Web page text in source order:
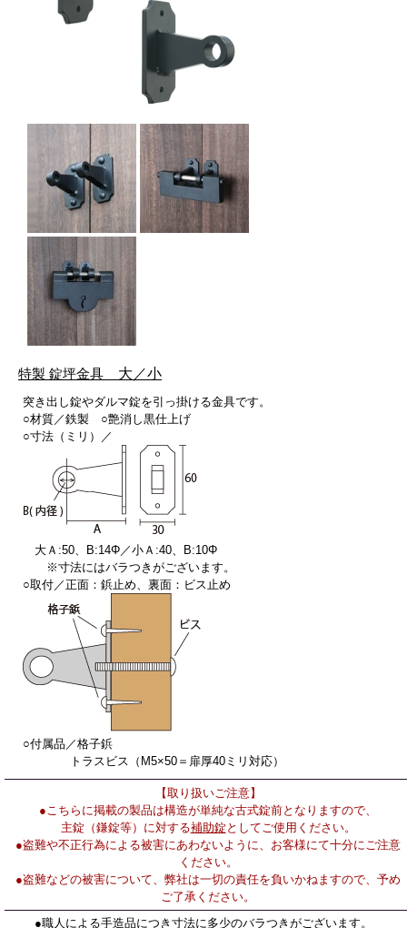
特製 錠坪金具 大／小
突き出し錠やダルマ錠を引っ掛ける金具です。
○材質／鉄製 ○艶消し黒仕上げ
○寸法（ミリ）／
大Ａ:50、B:14Φ／小Ａ:40、B:10Φ
※寸法にはバラつきがございます。
○取付／正面：鋲止め、裏面：ビス止め
○付属品／格子鋲
トラスビス（M5×50＝扉厚40ミリ対応）
【取り扱いご注意】
●こちらに掲載の製品は構造が単純な古式錠前となりますので、
主錠（鎌錠等）に対する補助錠 としてご使用ください。
●盗難や不正行為による被害にあわないように、お客様にて十分にご注意
ください。
●盗難などの被害について、弊社は一切の責任を負いかねますので、予め
ご了承ください。
●職人による手造品につき寸法に多少のバラつきがございます。